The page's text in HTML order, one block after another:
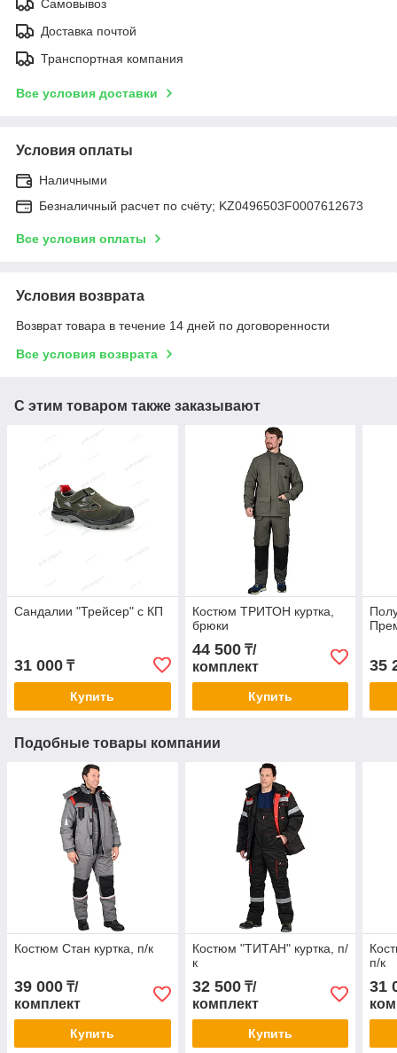
Самовывоз
Доставка почтой
Транспортная компания
Все условия доставки
Условия оплаты
Наличными
Безналичный расчет по счёту; KZ0496503F0007612673
Все условия оплаты
Условия возврата
Возврат товара в течение 14 дней по договоренности
Все условия возврата
С этим товаром также заказывают
Сандалии "Трейсер" с КП
31 000 ₸
Купить
Костюм ТРИТОН куртка,
брюки
44 500₸/
комплект
Купить
35
Подобные товары компании
Костюм Стан куртка, п/к
39 000 ₸/
комплект
Купить
Костюм "ТИТАН" куртка, п/
к
32 500₸/
комплект
Купить
п/к
31